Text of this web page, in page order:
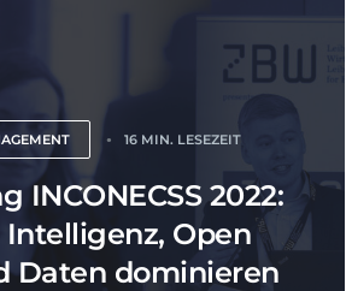
16 MIN. LESEZEIT
INCONECSS 2022:
Open
Daten dominieren